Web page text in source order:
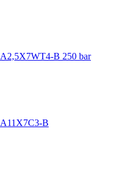
А2,5Х7WТ4-В 250 bar
B